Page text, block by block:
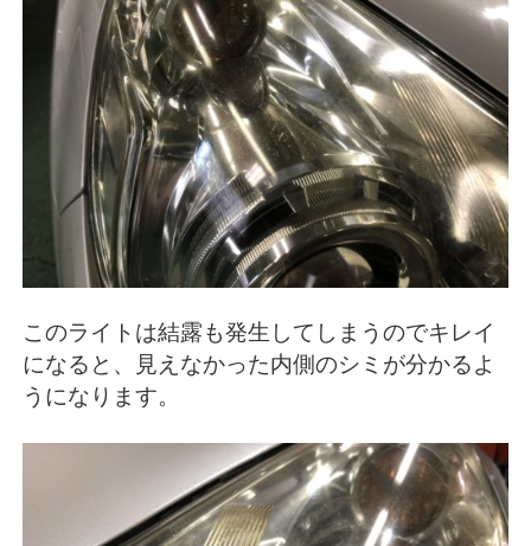
このライトは結露も発生してしまうのでキレイ
になると、見えなかった内側のシミが分かるよ
うになります。